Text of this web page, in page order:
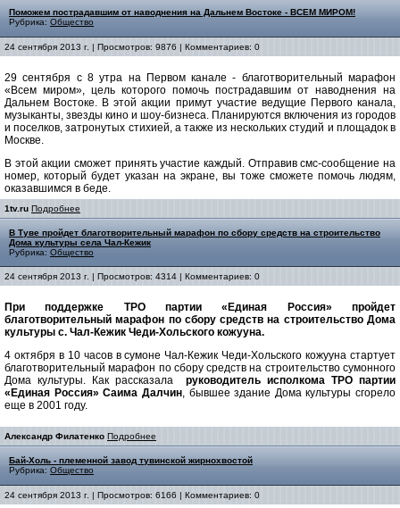
Поможем пострадавшим от наводнения на Дальнем Востоке - ВСЕМ МИРОМ!
Рубрика: Общество
24 сентября 2013 г. | Просмотров: 9876 | Комментариев: 0
29 сентября с 8 утра на Первом канале - благотворительный марафон
«Всем миром», цель которого помочь пострадавшим от наводнения на
Дальнем Востоке. В этой акции примут участие ведущие Первого канала,
музыканты, звезды кино и шоу-бизнеса. Планируются включения из городов
и поселков, затронутых стихией, а также из нескольких студий и площадок в
Москве.
В этой акции сможет принять участие каждый. Отправив смс-сообщение на
номер, который будет указан на экране, вы тоже сможете помочь людям,
оказавшимся в беде.
1tv.ru Подробнее
В Туве пройдет благотворительный марафон по сбору средств на строительство
Дома культуры села Чал-Кежик
Рубрика: Общество
24 сентября 2013 г. | Просмотров: 4314 | Комментариев: 0
При поддержке ТРО партии «Единая Россия» пройдет
благотворительный марафон по сбору средств на строительство Дома
культуры с. Чал-Кежик Чеди-Хольского кожууна.
4 октября в 10 часов в сумоне Чал-Кежик Чеди-Хольского кожууна стартует
благотворительный марафон по сбору средств на строительство сумонного
Дома культуры. Как рассказала руководитель исполкома ТРО партии
«Единая Россия» Саима Далчин, бывшее здание Дома культуры сгорело
еще в 2001 году.
Александр Филатенко Подробнее
Бай-Холь - племенной завод тувинской жирнохвостой
Рубрика: Общество
24 сентября 2013 г. | Просмотров: 6166 | Комментариев: 0